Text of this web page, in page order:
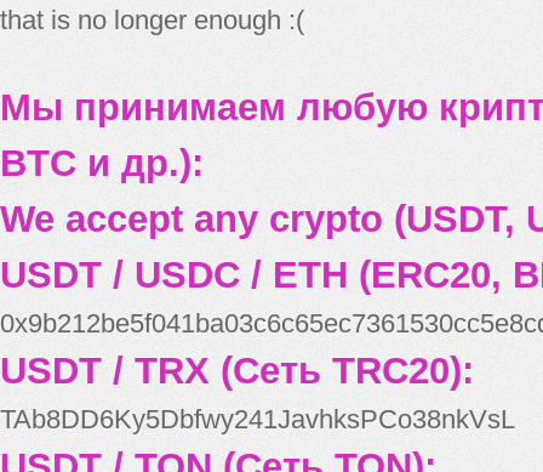
that is no longer enough :(
Мы принимаем любую
BTC и др.):
We accept any crypto (USDT,
USDT / USDC / ETH (ERC20,
USDT / TRX (Сеть TRC20):
TAb8DD6Ky5Dbfwy241JavhksPCo38nkVsL